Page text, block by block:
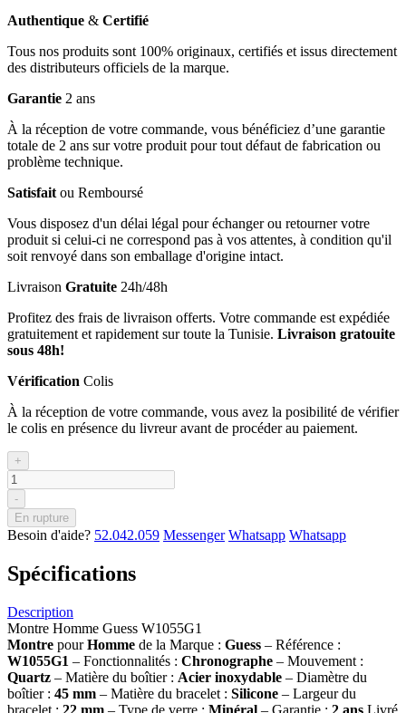
Authentique & Certifié
Tous nos produits sont 100% originaux, certifiés et issus directement
des distributeurs officiels de la marque.
Garantie 2 ans
À la réception de votre commande, vous bénéficiez d’une garantie
totale de 2 ans sur votre produit pour tout défaut de fabrication ou
problème technique.
Satisfait ou Remboursé
Vous disposez d'un délai légal pour échanger ou retourner votre
produit si celui-ci ne correspond pas à vos attentes, à condition qu'il
soit renvoyé dans son emballage d'origine intact.
Livraison Gratuite 24h/48h
Profitez des frais de livraison offerts. Votre commande est expédiée
gratuitement et rapidement sur toute la Tunisie. Livraison gratouite
sous 48h!
Vérification Colis
À la réception de votre commande, vous avez la posibilité de vérifier
le colis en présence du livreur avant de procéder au paiement.
+
-
En rupture
Besoin d'aide? 52.042.059 Messenger Whatsapp Whatsapp
Spécifications
Description
Montre Homme Guess W1055G1
Montre pourHomme de la Marque : Guess – Référence :
W1055G1 – Fonctionnalités : Chronographe – Mouvement :
Quartz – Matière du boîtier : Acier inoxydable – Diamètre du
boîtier : 45 mm – Matière du bracelet : Silicone – Largeur du
bracelet : 22 mm – Type de verre : Minéral – Garantie : 2 ans Livré